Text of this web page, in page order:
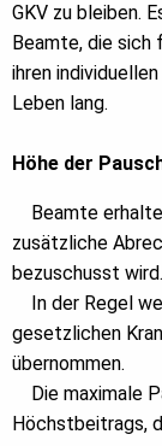
GKV zu bleiben.
Beamte, die sich
ihren
Leben lang.
Höhe der
Beamte
zusätzliche
bezuschusst wird.
In der Regel
gesetzlichen
übernommen.
Die maximale
Höchstbeitrags,